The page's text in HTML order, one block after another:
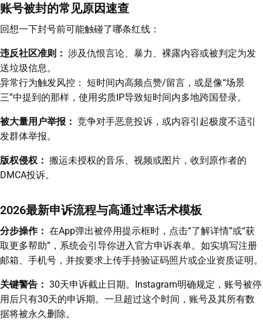
账号被封的常见原因速查
回想一下封号前可能触碰了哪条红线：
违反社区准则： 涉及仇恨言论、暴力、裸露内容或被判定为发
送垃圾信息。
异常行为触发风控： 短时间内高频点赞/留言，或是像“场景
三”中提到的那样，使用劣质IP导致短时间内多地跨国登录。
被大量用户举报： 竞争对手恶意投诉，或内容引起极度不适引
发群体举报。
版权侵权： 搬运未授权的音乐、视频或图片，收到原作者的
DMCA投诉。
2026最新申诉流程与高通过率话术模板
分步操作： 在App弹出被停用提示框时，点击“了解详情”或“获
取更多帮助”，系统会引导你进入官方申诉表单。如实填写注册
邮箱、手机号，并按要求上传手持验证码照片或企业资质证明。
关键警告： 30天申诉截止日期。Instagram明确规定，账号被停
用后只有30天的申诉期。一旦超过这个时间，账号及其所有数
据将被永久删除。